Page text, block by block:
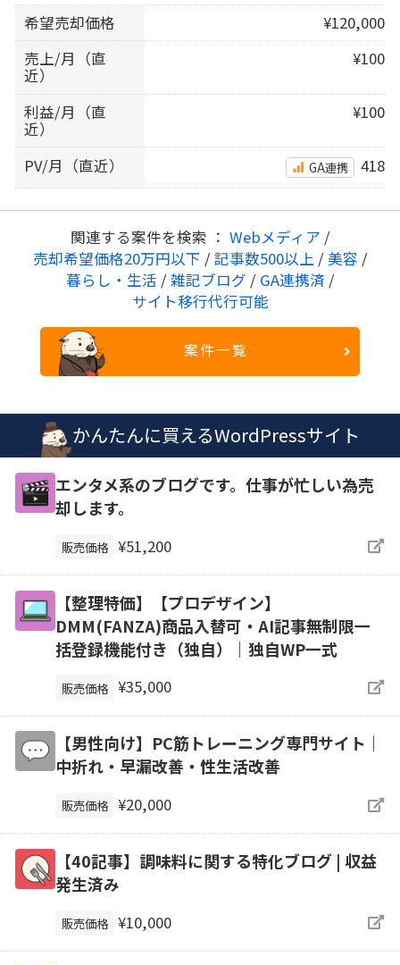
希望売却価格
¥120,000
売上/月（直
近）
¥100
利益/月（直
近）
¥100
PV/月（直近） GA連携 418
関連する案件を検索 ： Webメディア /
売却希望価格20万円以下 / 記事数500以上 / 美容 /
暮らし・生活 / 雑記ブログ / GA連携済 /
サイト移行代行可能
案件一覧
かんたんに買えるWordPressサイト
エンタメ系のブログです。仕事が忙しい為売
却します。
販売価格 ¥51,200
【整理特価】【プロデザイン】
DMM(FANZA)商品入替可・AI記事無制限一
括登録機能付き（独自）｜独自WP一式
販売価格 ¥35,000
【男性向け】PC筋トレーニング専門サイト｜
中折れ・早漏改善・性生活改善
販売価格 ¥20,000
【40記事】調味料に関する特化ブログ | 収益
発生済み
販売価格 ¥10,000